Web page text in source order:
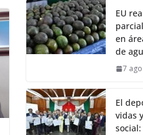
EU
en
de
7
El
vidas